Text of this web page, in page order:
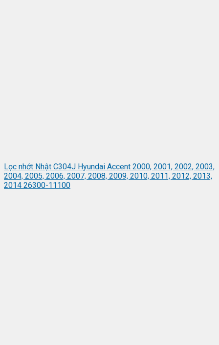
Lọc nhớt Nhật C304J Hyundai Accent 2000, 2001, 2002, 2003,
2004, 2005, 2006, 2007, 2008, 2009, 2010, 2011, 2012, 2013,
2014 26300-11100